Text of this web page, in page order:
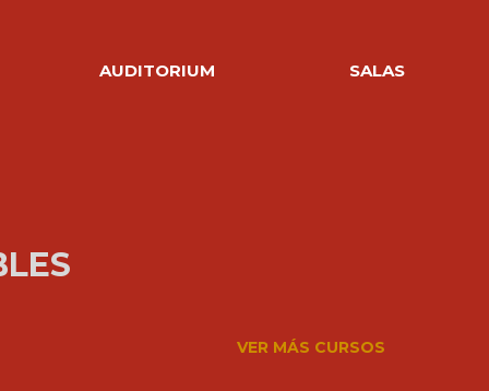
AUDITORIUM SALAS
VER MÁS CURSOS